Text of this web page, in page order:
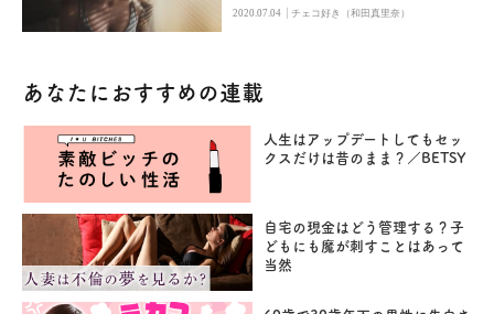
2020.07.04 |チェコ好き（和田真里奈）
あなたにおすすめの連載
人生はアップデートしてもセッ
クスだけは昔のまま？／BETSY
自宅の現金はどう管理する？子
どもにも魔が刺すことはあって
当然